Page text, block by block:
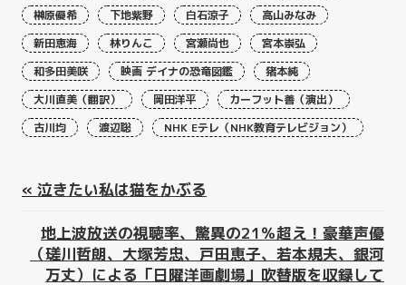
榊原優希
下地紫野 白石涼子
高山みなみ
新田恵海
林りんこ 宮瀬尚也
宮本崇弘
和多田美咲
映画 デイナの恐竜図鑑
猪本純
大川直美（翻訳）
岡田洋平
カーフット善（演出）
古川均
渡辺聡 NHK Eテレ（NHK教育テレビジョン）
« 泣きたい私は猫をかぶる
地上波放送の視聴率、驚異の21％超え！豪華声優
（瑳川哲朗、大塚芳忠、戸田恵子、若本規夫、銀河
万丈）による「日曜洋画劇場」吹替版を収録して